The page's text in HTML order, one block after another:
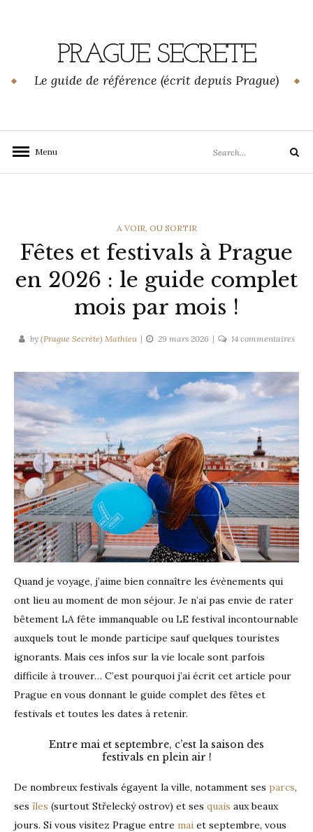
PRAGUE SECRETE
Le guide de référence (écrit depuis Prague)
Menu
for:
Search
CATEGORIES
A VOIR, OU SORTIR
Fêtes et festivals à Prague
en 2026 : le guide complet
mois par mois !
by (Prague Secrète) Mathieu 29 mars 2026 14 commentairessur
en
:
le
mois
par
mois
Quand je voyage, j’aime bien connaître les évènements qui
ont lieu au moment de mon séjour. Je n’ai pas envie de rater
bêtement LA fête immanquable ou LE festival incontournable
auxquels tout le monde participe sauf quelques touristes
ignorants. Mais ces infos sur la vie locale sont parfois
difficile à trouver… C’est pourquoi j’ai écrit cet article pour
Prague en vous donnant le guide complet des fêtes et
festivals et toutes les dates à retenir.
Entre mai et septembre, c’est la saison des
festivals en plein air !
De nombreux festivals égayent la ville, notamment ses parcs,
ses îles (surtout Střelecký ostrov) et ses quais aux beaux
jours. Si vous visitez Prague entre mai et septembre, vous